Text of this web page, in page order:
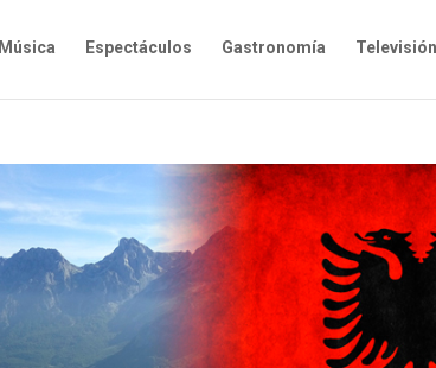
Música Espectáculos Gastronomía Televisión